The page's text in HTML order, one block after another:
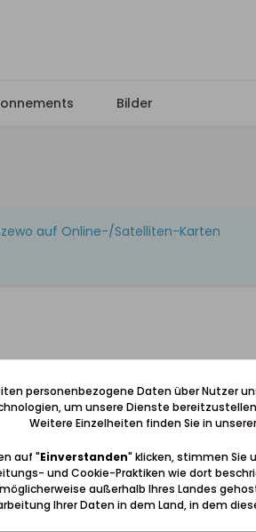
Bilder
auf Online-/Satelliten-Karten
personenbezogene Daten über Nutzer
um unsere Dienste
Weitere Einzelheiten finden Sie in unserer
auf "Einverstanden" klicken, stimmen Sie
und Cookie-Praktiken wie dort
außerhalb Ihres Landes
Ihrer Daten in dem Land, in dem